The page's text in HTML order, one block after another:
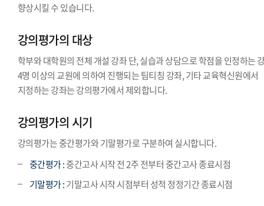
향상시킬 수 있습니다.
강의평가의 대상
학부와 대학원의 전체 개설 강좌 단, 실습과 상담으로 학점을 인정하는
4명 이상의 교원에 의하여 진행되는 팀티칭 강좌, 기타 교육혁신원에서
지정하는 강좌는 강의평가에서 제외합니다.
강의평가의 시기
강의평가는 중간평가와 기말평가로 구분하여 실시합니다.
중간평가 :중간고사 시작 전 2주 전부터 중간고사 종료시점
기말평가 :기말고사 시작 시점부터 성적 정정기간 종료시점